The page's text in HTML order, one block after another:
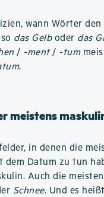
wann Wörter
das Gelboder das
/ -ment/ -tum
.
meistens
in denen die
dem Datum zu tun
Auch die
Schnee. Und es